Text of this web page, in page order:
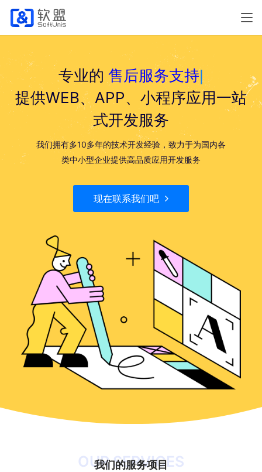
专业的 售后服务支持|
提供WEB、APP、小程序应用一站
式开发服务
我们拥有多10多年的技术开发经验，致力于为国内各
类中小型企业提供高品质应用开发服务
现在联系我们吧
我们的服务项目
OUR SERVICES